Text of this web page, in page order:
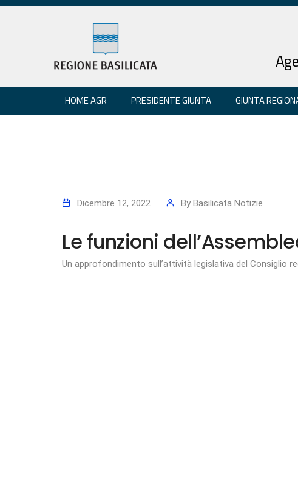
HOME AGR PRESIDENTE GIUNTA GIUNTA
Dicembre 12, 2022 By Basilicata Notizie
Le funzioni
Un approfondimento sull’attività legislativa del Consiglio